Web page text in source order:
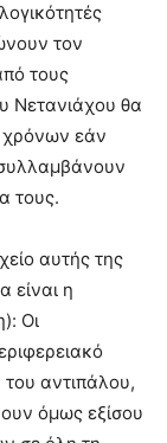
τον
τους
Νετανιάχου θα
χρόνων εάν
τους.
αυτής της
είναι η
Οι
του αντιπάλου,
όμως εξίσου